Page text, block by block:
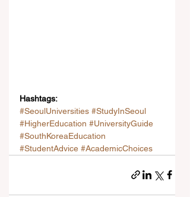
Hashtags:
#SeoulUniversities #StudyInSeoul
#HigherEducation #UniversityGuide
#SouthKoreaEducation
#StudentAdvice #AcademicChoices